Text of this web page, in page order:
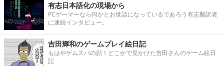
有志日本語化の現場から
PCゲーマーなら何かとお世話になっているであろう有志翻訳者
に連続インタビュー。
吉田輝和のゲームプレイ絵日記
もはやゲムスパの顔！どこかで見かけた吉田さんのゲーム絵日
記